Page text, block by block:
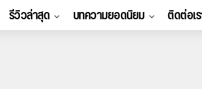
รีวิวล่าสุด บทความยอดนิยม ติดต่อเ